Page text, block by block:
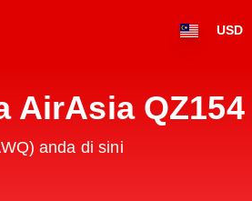
USD
QZ154
anda di sini